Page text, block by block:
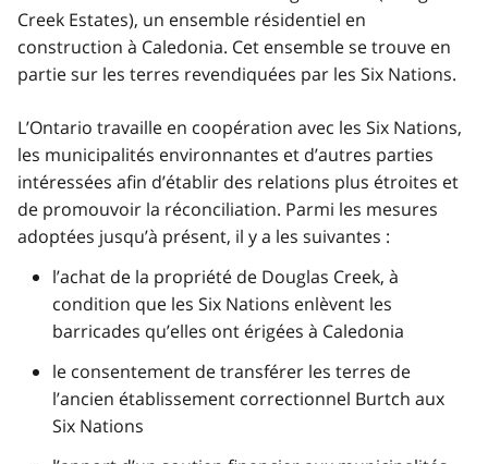
Creek Estates), un ensemble résidentiel en
construction à Caledonia. Cet ensemble se trouve en
partie sur les terres revendiquées par les Six Nations.
L’Ontario travaille en coopération avec les Six Nations,
les municipalités environnantes et d’autres parties
intéressées afin d’établir des relations plus étroites et
de promouvoir la réconciliation. Parmi les mesures
adoptées jusqu’à présent, il y a les suivantes :
l’achat de la propriété de Douglas Creek, à
condition que les Six Nations enlèvent les
barricades qu’elles ont érigées à Caledonia
le consentement de transférer les terres de
l’ancien établissement correctionnel Burtch aux
Six Nations